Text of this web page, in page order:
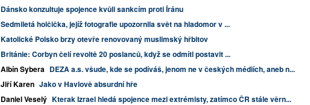
Dánsko konzultuje spojence kvůli sankcím proti Íránu
Sedmiletá holčička, jejíž fotografie upozornila svět na hladomor v ...
Katolické Polsko brzy otevře renovovaný muslimský hřbitov
Británie: Corbyn čelí revoltě 20 poslanců, když se odmítl postavit ...
Albín Sybera DEZA a.s. všude, kde se podíváš, jenom ne v českých médiích, aneb n...
Jiří Karen Jako v Havlově absurdní hře
Daniel Veselý Kterak Izrael hledá spojence mezi extrémisty, zatímco ČR stále věrn...